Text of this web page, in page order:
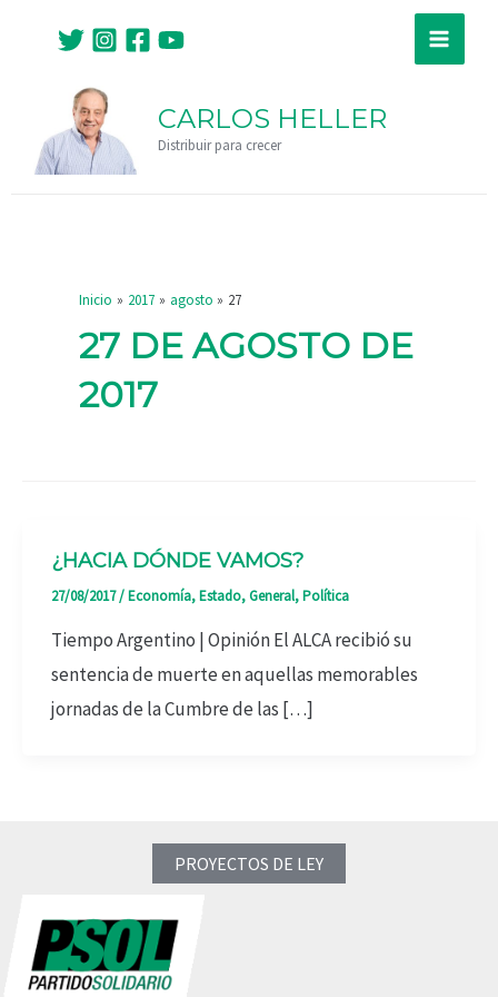
contenido
Main
CARLOS HELLER
Distribuir para crecer
Inicio 2017 agosto 27
27 DE AGOSTO DE
2017
¿HACIA DÓNDE VAMOS?
27/08/2017/Economía,Estado,General,Política
Tiempo Argentino | Opinión El ALCA recibió su
sentencia de muerte en aquellas memorables
jornadas de la Cumbre de las […]
PROYECTOS DE LEY